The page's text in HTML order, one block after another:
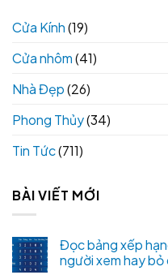
Cửa Kính(19)
Cửa nhôm(41)
Nhà Đẹp(26)
Phong Thủy(34)
Tin Tức(711)
BÀI VIẾT MỚI
Đọc bảng xếp
người xem hay bỏ